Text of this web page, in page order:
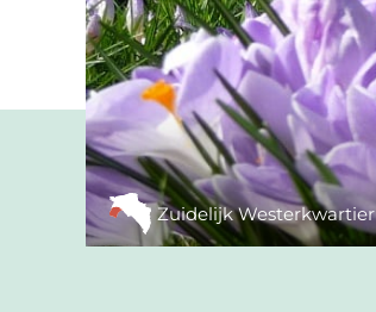
Zuidelijk Westerkwartier